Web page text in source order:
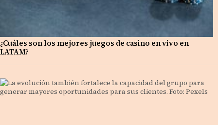
¿Cuáles son los mejores juegos de casino en vivo en
LATAM?